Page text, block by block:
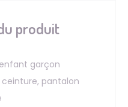
produit
garçon
pantalon